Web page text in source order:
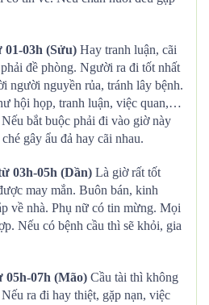
03h (Sửu) Hay tranh luận, cãi
đề phòng. Người ra đi tốt nhất
người nguyền rủa, tránh lây bệnh.
hội họp, tranh luận, việc quan,…
bắt buộc phải đi vào giờ này
gây ẩu đả hay cãi nhau.
03h-05h (Dần) Là giờ rất tốt
may mắn. Buôn bán, kinh
về nhà. Phụ nữ có tin mừng. Mọi
Nếu có bệnh cầu thì sẽ khỏi, gia
05h-07h (Mão) Cầu tài thì không
ra đi hay thiệt, gặp nạn, việc